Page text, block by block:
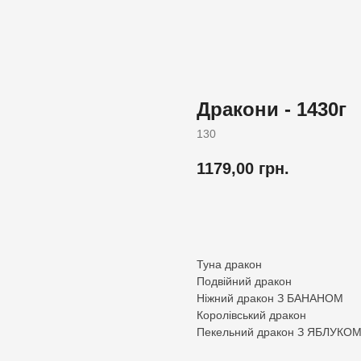
Дракони - 1430г
130
1179,00 грн.
Туна дракон
Подвійний дракон
Ніжний дракон З БАНАНОМ
Королівський дракон
Пекельний дракон З ЯБЛУКОМ